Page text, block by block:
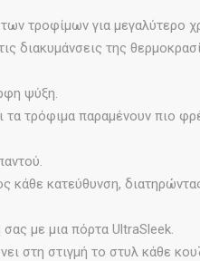
τροφίμων για μεγαλύτερο
διακυμάνσεις της
ψύξη.
τα τρόφιμα παραμένουν πιο
κάθε κατεύθυνση,
με μια πόρτα UltraSleek.
στη στιγμή το στυλ κάθε